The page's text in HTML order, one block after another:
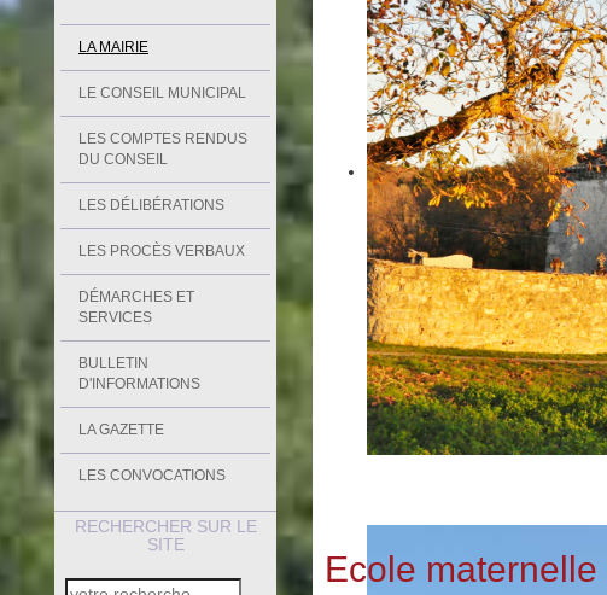
LA MAIRIE
LE CONSEIL MUNICIPAL
LES COMPTES RENDUS
DU CONSEIL
LES DÉLIBÉRATIONS
LES PROCÈS VERBAUX
DÉMARCHES ET
SERVICES
BULLETIN
D'INFORMATIONS
LA GAZETTE
LES CONVOCATIONS
RECHERCHER SUR LE
SITE
Ecole